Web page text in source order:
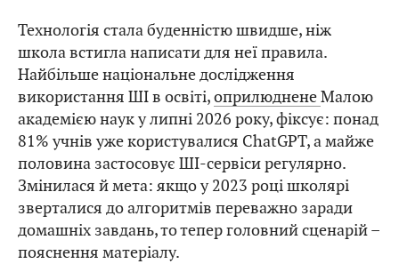
Технологія стала буденністю швидше, ніж
школа встигла написати для неї правила.
Найбільше національне дослідження
використання ШІ в освіті,оприлюдненеМалою
академією наук у липні 2026 року, фіксує: понад
81% учнів уже користувалися ChatGPT, а майже
половина застосовує ШІ-сервіси регулярно.
Змінилася й мета: якщо у 2023 році школярі
зверталися до алгоритмів переважно заради
домашніх завдань, то тепер головний сценарій –
пояснення матеріалу.